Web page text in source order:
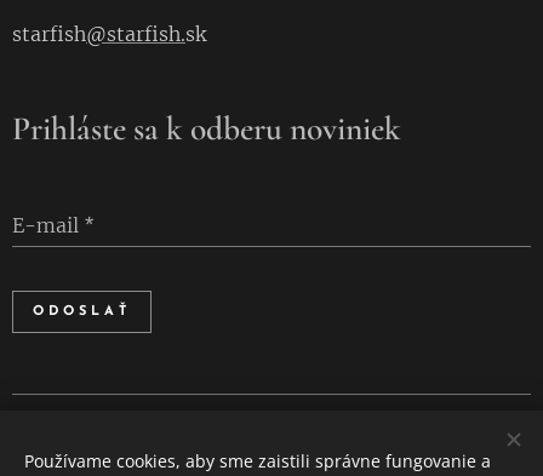
starfish@starfish.sk
Prihláste sa k odberu noviniek
E-mail
ODOSLAŤ
Používame cookies, aby sme zaistili správne fungovanie a